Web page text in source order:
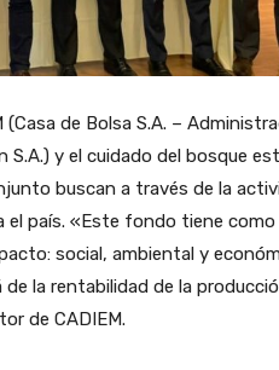
de Bolsa S.A. –
y el cuidado del bosque
buscan a través de la
el país. «Este fondo tiene como
social, ambiental y
la rentabilidad de la
de CADIEM.